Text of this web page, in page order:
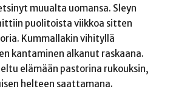
muualta uomansa. Sleyn
puolitoista viikkoa sitten
Kummallakin vihityllä
kantaminen alkanut raskaana.
elämään pastorina rukouksin,
helteen saattamana.